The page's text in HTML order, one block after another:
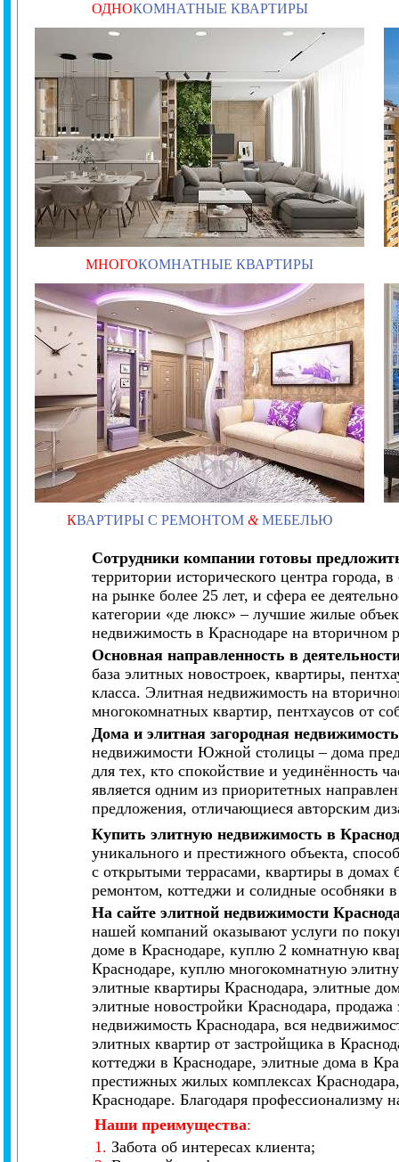
ОДНОКОМНАТНЫЕ КВАРТИРЫ
МНОГОКОМНАТНЫЕ КВАРТИРЫ
КВАРТИРЫ С РЕМОНТОМ &МЕБЕЛЬЮ
Сотрудники компании готовы
территории исторического центра
на рынке более 25 лет, и сфера ее
категории «де люкс» – лучшие жилые
недвижимость в Краснодаре на
Основная направленность в
база элитных новостроек, квартиры,
класса. Элитная недвижимость на
многокомнатных квартир, пентхаусов от
Дома и элитная загородная
недвижимости Южной столицы – дома
для тех, кто спокойствие и уединённость
является одним из приоритетных
предложения, отличающиеся авторским
Купить элитную недвижимость в
уникального и престижного объекта,
с открытыми террасами, квартиры в домах
ремонтом, коттеджи и солидные особняки
На сайте элитной недвижимости
нашей компаний оказывают услуги по
доме в Краснодаре, куплю 2 комнатную
Краснодаре, куплю многокомнатную
элитные квартиры Краснодара, элитные
элитные новостройки Краснодара,
недвижимость Краснодара, вся
элитных квартир от застройщика в
коттеджи в Краснодаре, элитные дома в
престижных жилых комплексах
Краснодаре. Благодаря
Наши преимущества:
1. Забота об интересах клиента;